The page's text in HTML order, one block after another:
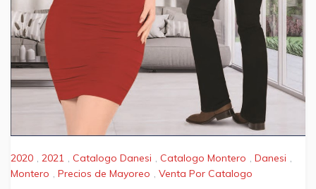
2020 , 2021 , Catalogo Danesi , Catalogo Montero , Danesi ,
Montero , Precios de Mayoreo , Venta Por Catalogo